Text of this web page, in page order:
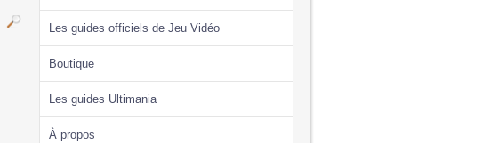
Les guides officiels de Jeu Vidéo
Boutique
Les guides Ultimania
À propos